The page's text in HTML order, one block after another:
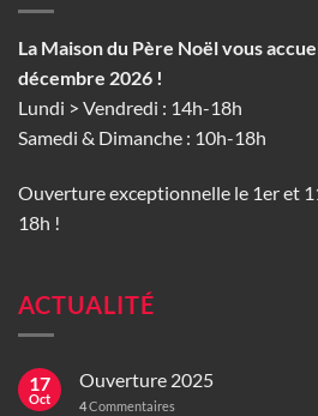
La Maison du Père Noël vous
décembre 2026 !
Lundi > Vendredi : 14h-18h
Samedi & Dimanche : 10h-18h
Ouverture exceptionnelle le 1er et
18h !
ACTUALITÉ
17
Oct
Ouverture 2025
4Commentaires